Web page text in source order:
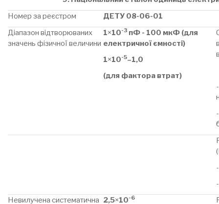
Номер за реєстром
ДЕТУ 08-06-01
Діапазон відтворюваних
значень фізичної величини
1×10-3 пФ - 100 мкФ (для
електричної ємності)
1×10-5–1,0
(для фактора втрат)
Невилучена систематична 2,5×10-6